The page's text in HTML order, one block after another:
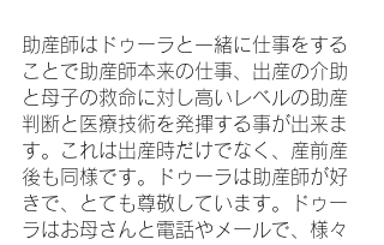
助産師はドゥーラと一緒に仕事をする
ことで助産師本来の仕事、出産の介助
と母子の救命に対し高いレベルの助産
判断と医療技術を発揮する事が出来ま
す。これは出産時だけでなく、産前産
後も同様です。ドゥーラは助産師が好
きで、とても尊敬しています。ドゥー
ラはお母さんと電話やメールで、様々